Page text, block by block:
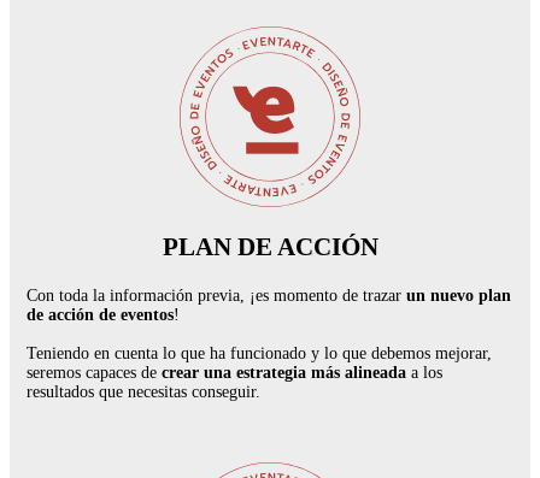
PLAN DE ACCIÓN
Con toda la información previa, ¡es momento de trazar un nuevo plan
de acción de eventos!
Teniendo en cuenta lo que ha funcionado y lo que debemos mejorar,
seremos capaces de crear una estrategia más alineada a los
resultados que necesitas conseguir.